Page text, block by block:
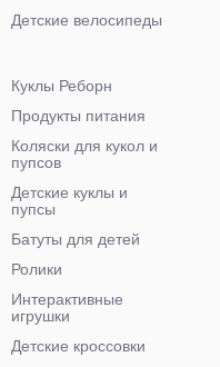
Детские велосипеды
Куклы Реборн
Продукты питания
Коляски для кукол и
пупсов
Детские куклы и
пупсы
Батуты для детей
Ролики
Интерактивные
игрушки
Детские кроссовки